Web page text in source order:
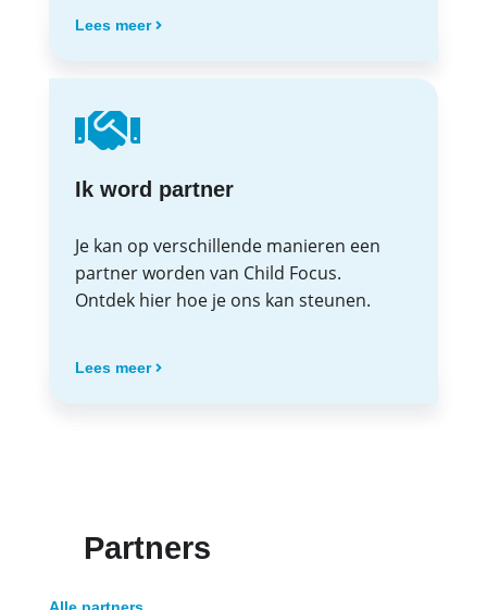
Lees meer
Ik word partner
Je kan op verschillende manieren een
partner worden van Child Focus.
Ontdek hier hoe je ons kan steunen.
Lees meer
Partners